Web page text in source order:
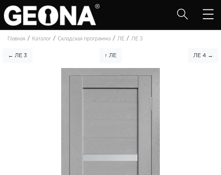
Главная / Каталог / Складская программа / ЛЕ / ЛЕ 3
← ЛЕ 3 ↑ ЛЕ ЛЕ 4 →